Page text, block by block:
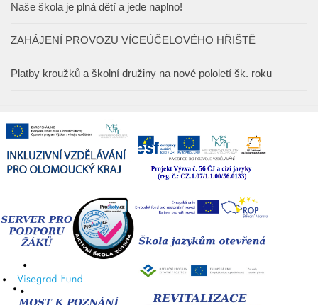
Naše škola je plná dětí a jede naplno!
ZAHÁJENÍ PROVOZU VÍCEÚČELOVÉHO HŘIŠTĚ
Platby kroužků a školní družiny na nové pololetí šk. roku